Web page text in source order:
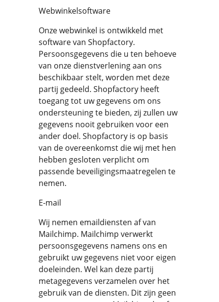
Webwinkelsoftware
Onze webwinkel is ontwikkeld met
software van Shopfactory.
Persoonsgegevens die u ten behoeve
van onze dienstverlening aan ons
beschikbaar stelt, worden met deze
partij gedeeld. Shopfactory heeft
toegang tot uw gegevens om ons
ondersteuning te bieden, zij zullen uw
gegevens nooit gebruiken voor een
ander doel. Shopfactory is op basis
van de overeenkomst die wij met hen
hebben gesloten verplicht om
passende beveiligingsmaatregelen te
nemen.
E-mail
Wij nemen emaildiensten af van
Mailchimp. Mailchimp verwerkt
persoonsgegevens namens ons en
gebruikt uw gegevens niet voor eigen
doeleinden. Wel kan deze partij
metagegevens verzamelen over het
gebruik van de diensten. Dit zijn geen